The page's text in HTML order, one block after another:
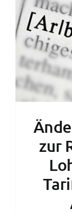
zur